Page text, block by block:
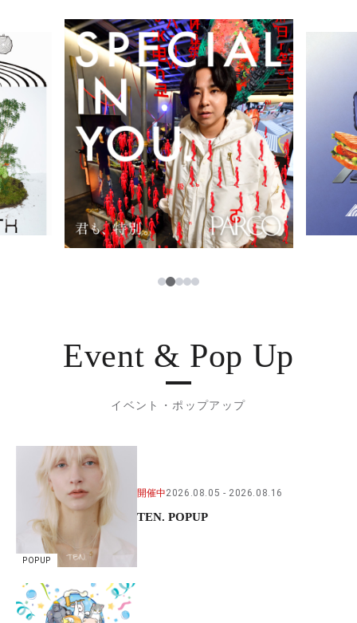
ニュース
レストラン・カフェ
TAX FREE
PARCOメンバーズ
한국어
ภาษาไทย
1234
Event & Pop Up
イベント・ポップアップ
POPUP
開催中2026.08.05 2026.08.16
TEN. POPUP